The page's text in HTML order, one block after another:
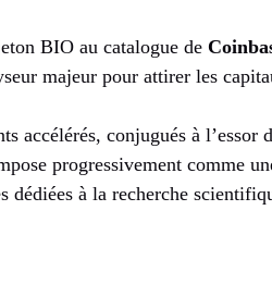
BIO au catalogue de
majeur pour attirer les
accélérés, conjugués à
progressivement comme
dédiées à la recherche